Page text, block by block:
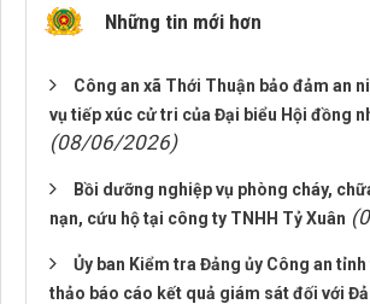
Những tin mới hơn
Công an xã Thới Thuận bảo đảm an
vụ tiếp xúc cử tri của Đại biểu Hội đồng
(08/06/2026)
Bồi dưỡng nghiệp vụ phòng cháy,
nạn, cứu hộ tại công ty TNHH Tỷ Xuân
Ủy ban Kiểm tra Đảng ủy Công an
thảo báo cáo kết quả giám sát đối với